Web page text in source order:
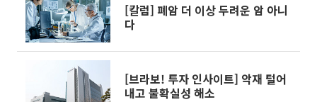
[칼럼] 폐암 더 이상 두려운 암 아니
다
[브라보! 투자 인사이트] 악재 털어
내고 불확실성 해소